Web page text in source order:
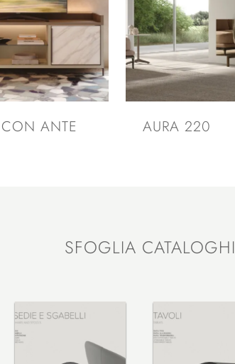
CON ANTE AURA 220
SFOGLIA CATALOGHI